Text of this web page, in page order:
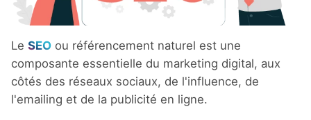
Le SEO ou référencement naturel est une
composante essentielle du marketing digital, aux
côtés des réseaux sociaux, de l'influence, de
l'emailing et de la publicité en ligne.